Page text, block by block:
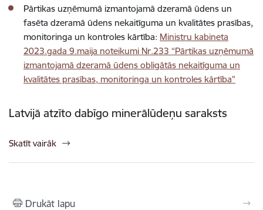
Pārtikas uzņēmumā izmantojamā dzeramā ūdens un
fasēta dzeramā ūdens nekaitīguma un kvalitātes prasības,
monitoringa un kontroles kārtība: Ministru kabineta
2023.gada 9.maija noteikumi Nr.233 “Pārtikas uzņēmumā
izmantojamā dzeramā ūdens obligātās nekaitīguma un
kvalitātes prasības, monitoringa un kontroles kārtība”
Latvijā atzīto dabīgo minerālūdeņu saraksts
Skatīt vairāk
Drukāt lapu